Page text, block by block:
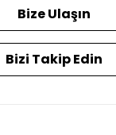
Bize Ulaşın
Bizi Takip Edin